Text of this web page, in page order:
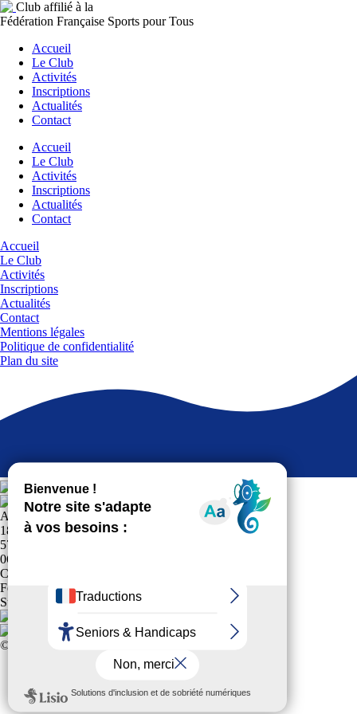
Club affilié à la
Fédération Française Sports pour Tous
Accueil
Le Club
Activités
Inscriptions
Actualités
Contact
Accueil
Le Club
Activités
Inscriptions
Actualités
Contact
Accueil
Le Club
Activités
Inscriptions
Actualités
Contact
Mentions légales
Politique de confidentialité
Plan du site
ASSOCIATION SPORTS LOISIRS
18 RUE DES CERISIERS
57460 BOUSBACH
0677899031
Club affilié à la
Fédération Française Sports pour Tous
Suivez-nous !
© 2024 Tous Droits Réservés
Politique de confidentialité
Plan du site